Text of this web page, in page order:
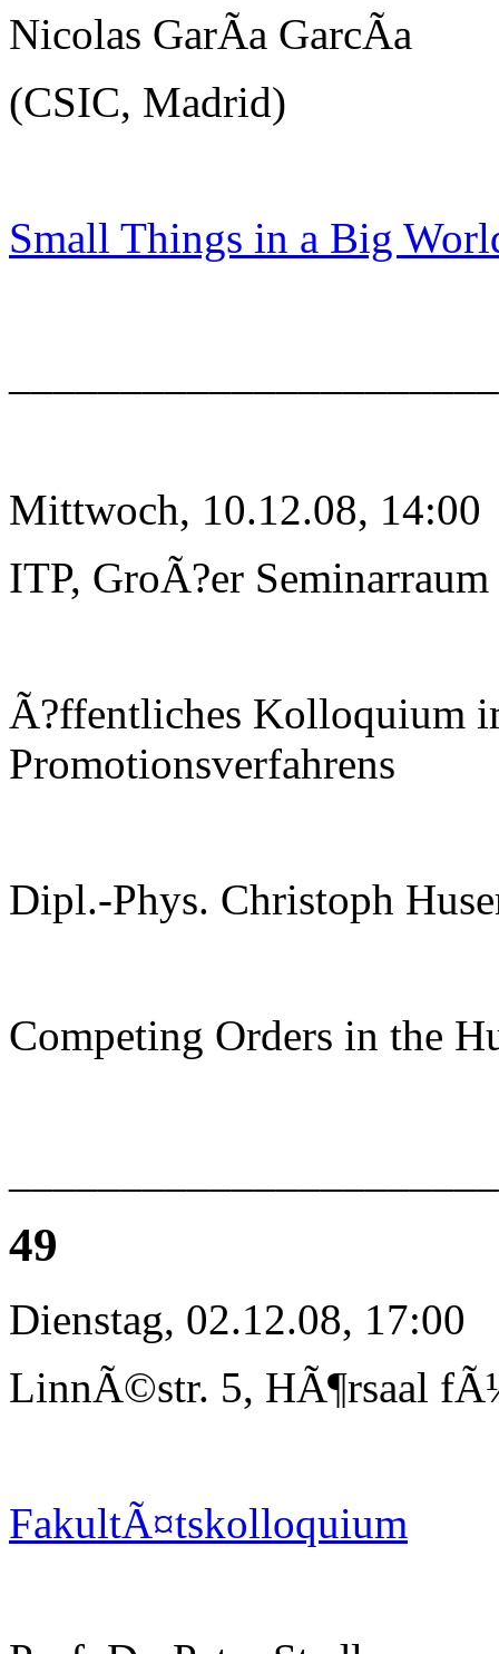
Nicolas GarÃ­a GarcÃ­a
(CSIC, Madrid)
Small Things in a Big
Mittwoch, 10.12.08, 14:00
ITP, GroÃ?er Seminarraum
Ã?ffentliches Kolloquium
Promotionsverfahrens
Dipl.-Phys. Christoph
Competing Orders in the
49
Dienstag, 02.12.08, 17:00
LinnÃ©str. 5, HÃ¶rsaal
FakultÃ¤tskolloquium